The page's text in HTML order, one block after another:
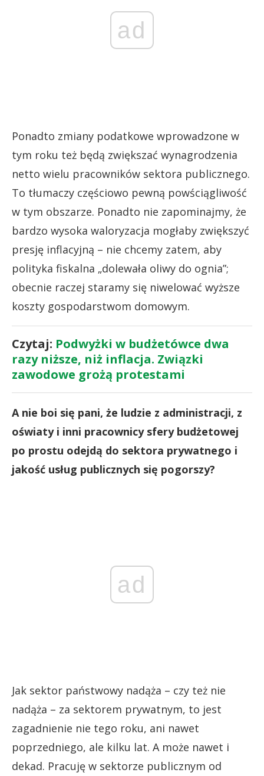
ad
Ponadto zmiany podatkowe wprowadzone w
tym roku też będą zwiększać wynagrodzenia
netto wielu pracowników sektora publicznego.
To tłumaczy częściowo pewną powściągliwość
w tym obszarze. Ponadto nie zapominajmy, że
bardzo wysoka waloryzacja mogłaby zwiększyć
presję inflacyjną – nie chcemy zatem, aby
polityka fiskalna „dolewała oliwy do ognia”;
obecnie raczej staramy się niwelować wyższe
koszty gospodarstwom domowym.
Czytaj: Podwyżki w budżetówce dwa
razy niższe, niż inflacja. Związki
zawodowe grożą protestami
A nie boi się pani, że ludzie z administracji, z
oświaty i inni pracownicy sfery budżetowej
po prostu odejdą do sektora prywatnego i
jakość usług publicznych się pogorszy?
ad
Jak sektor państwowy nadąża – czy też nie
nadąża – za sektorem prywatnym, to jest
zagadnienie nie tego roku, ani nawet
poprzedniego, ale kilku lat. A może nawet i
dekad. Pracuję w sektorze publicznym od